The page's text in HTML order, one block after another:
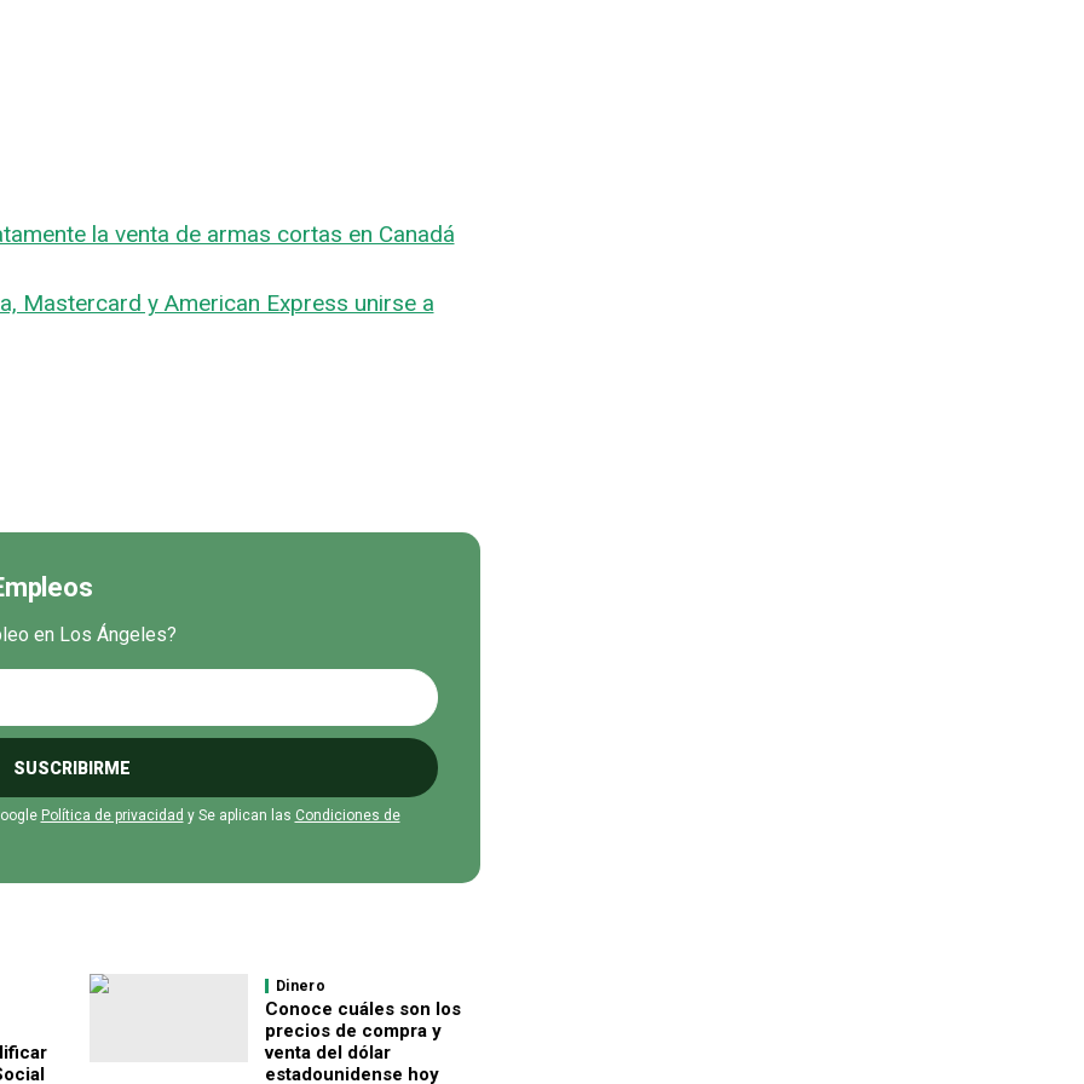
la venta de armas cortas en Canadá
Mastercard y American Express unirse a
en Los Ángeles?
SUSCRIBIRME
Política de privacidad y Se aplican las Condiciones de
Dinero
Conoce cuáles son los
precios de compra y
venta del dólar
estadounidense hoy